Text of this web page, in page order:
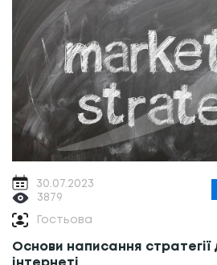
30.07.2023
3879
Гостьова
Основи написання
інтернеті